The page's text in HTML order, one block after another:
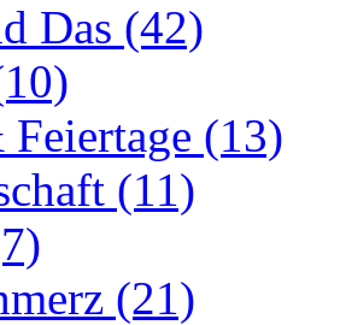
Das (42)
Feiertage (13)
(11)
(21)